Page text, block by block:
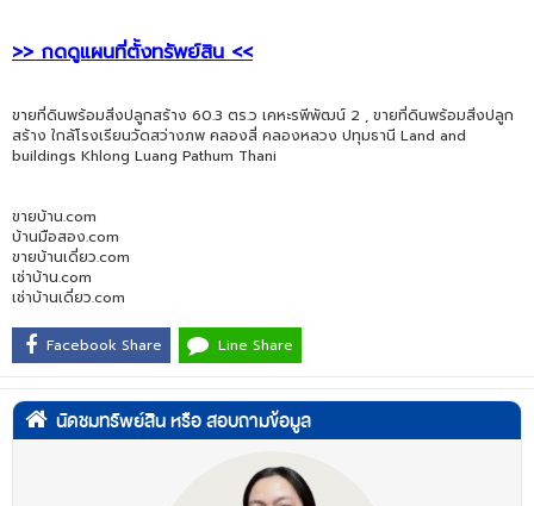
>> กดดูแผนที่ตั้งทรัพย์สิน <<
ขายที่ดินพร้อมสิ่งปลูกสร้าง 60.3 ตร.ว เคหะรพีพัฒน์ 2 , ขายที่ดินพร้อมสิ่งปลูก
สร้าง ใกล้โรงเรียนวัดสว่างภพ คลองสี่ คลองหลวง ปทุมธานี Land and
buildings Khlong Luang Pathum Thani
ขายบ้าน.com
บ้านมือสอง.com
ขายบ้านเดี่ยว.com
เช่าบ้าน.com
เช่าบ้านเดี่ยว.com
Facebook Share Line Share
นัดชมทรัพย์สิน หรือ สอบถามข้อมูล